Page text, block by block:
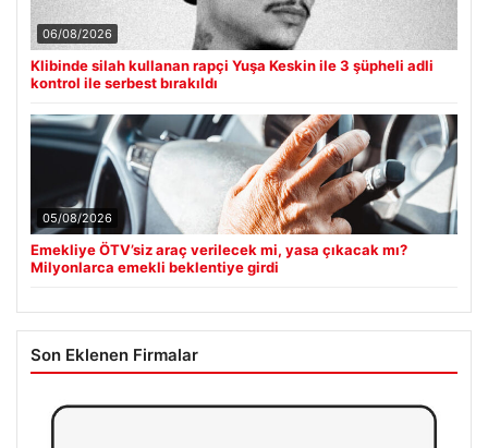
06/08/2026
Klibinde silah kullanan rapçi Yuşa Keskin ile 3 şüpheli adli
kontrol ile serbest bırakıldı
05/08/2026
Emekliye ÖTV’siz araç verilecek mi, yasa çıkacak mı?
Milyonlarca emekli beklentiye girdi
Son Eklenen Firmalar